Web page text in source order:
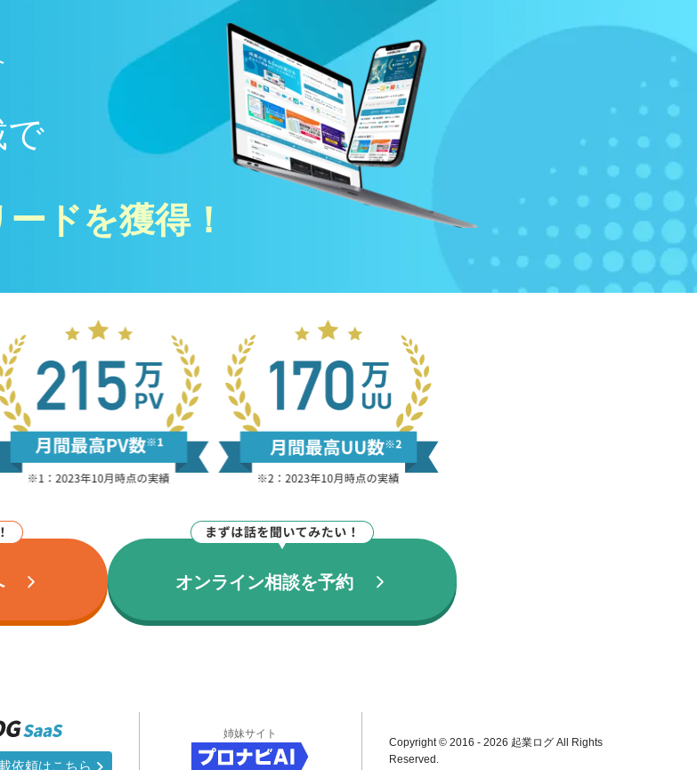
ドを獲得！
オンライン相談を予約
依頼はこちら
姉妹サイト
Copyright © 2016 - 2026 起業ログ All Rights
Reserved.